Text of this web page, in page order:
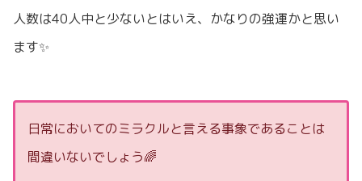
人数は40人中と少ないとはいえ、かなりの強運かと思い
ます✨
日常においてのミラクルと言える事象であることは
間違いないでしょう🌈